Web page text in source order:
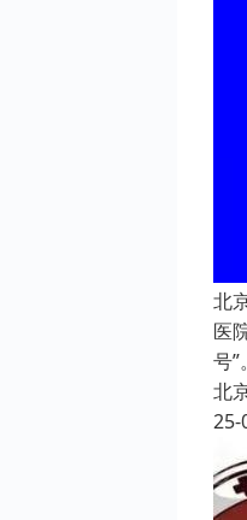
北
医
号
北
25-